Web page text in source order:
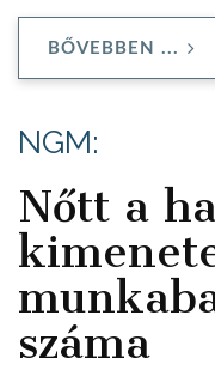
BŐVEBBEN ...
NGM:
Nőtt a
száma